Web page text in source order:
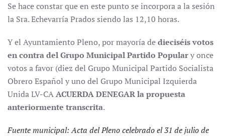
Se hace constar que en este punto se incorpora a la sesión
la Sra. Echevarría Prados siendo las 12,10 horas.
Y el Ayuntamiento Pleno, por mayoría dedieciséis votos
en contra del Grupo Municipal Partido Populary once
votos a favor (diez del Grupo Municipal Partido Socialista
Obrero Español y uno del Grupo Municipal Izquierda
Unida LV-CAACUERDA DENEGAR la propuesta
anteriormente transcrita.
Fuente municipal:Acta del Pleno celebrado el 31 de julio de